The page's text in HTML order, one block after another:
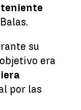
su
era
por las